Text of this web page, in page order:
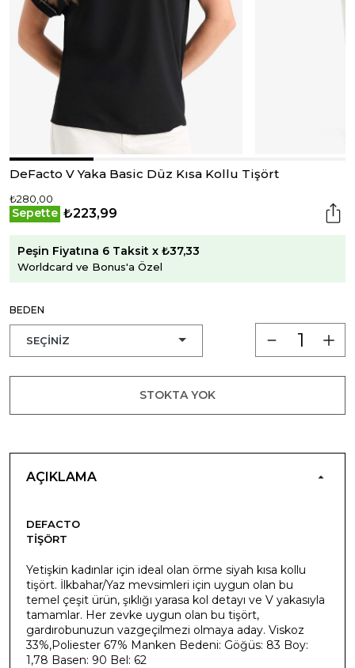
DeFacto V Yaka Basic Düz Kısa Kollu Tişört
₺280,00
Sepette ₺223,99
Peşin Fiyatına 6 Taksit x ₺37,33
Worldcard ve Bonus'a Özel
BEDEN
STOKTA YOK
AÇIKLAMA
DEFACTO
TIŞÖRT
Yetişkin kadınlar için ideal olan örme siyah kısa kollu
tişört. İlkbahar/Yaz mevsimleri için uygun olan bu
temel çeşit ürün, şıklığı yarasa kol detayı ve V yakasıyla
tamamlar. Her zevke uygun olan bu tişört,
gardırobunuzun vazgeçilmezi olmaya aday. Viskoz
33%,Poliester 67% Manken Bedeni: Göğüs: 83 Boy:
1,78 Basen: 90 Bel: 62